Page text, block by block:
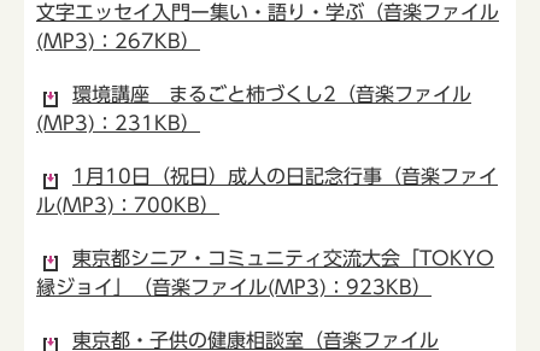
文字エッセイ入門ー集い・語り・学ぶ（音楽ファイル
(MP3)：267KB）
環境講座 まるごと柿づくし2（音楽ファイル
(MP3)：231KB）
1月10日（祝日）成人の日記念行事（音楽ファイ
ル(MP3)：700KB）
東京都シニア・コミュニティ交流大会「TOKYO
縁ジョイ」（音楽ファイル(MP3)：923KB）
東京都・子供の健康相談室（音楽ファイル